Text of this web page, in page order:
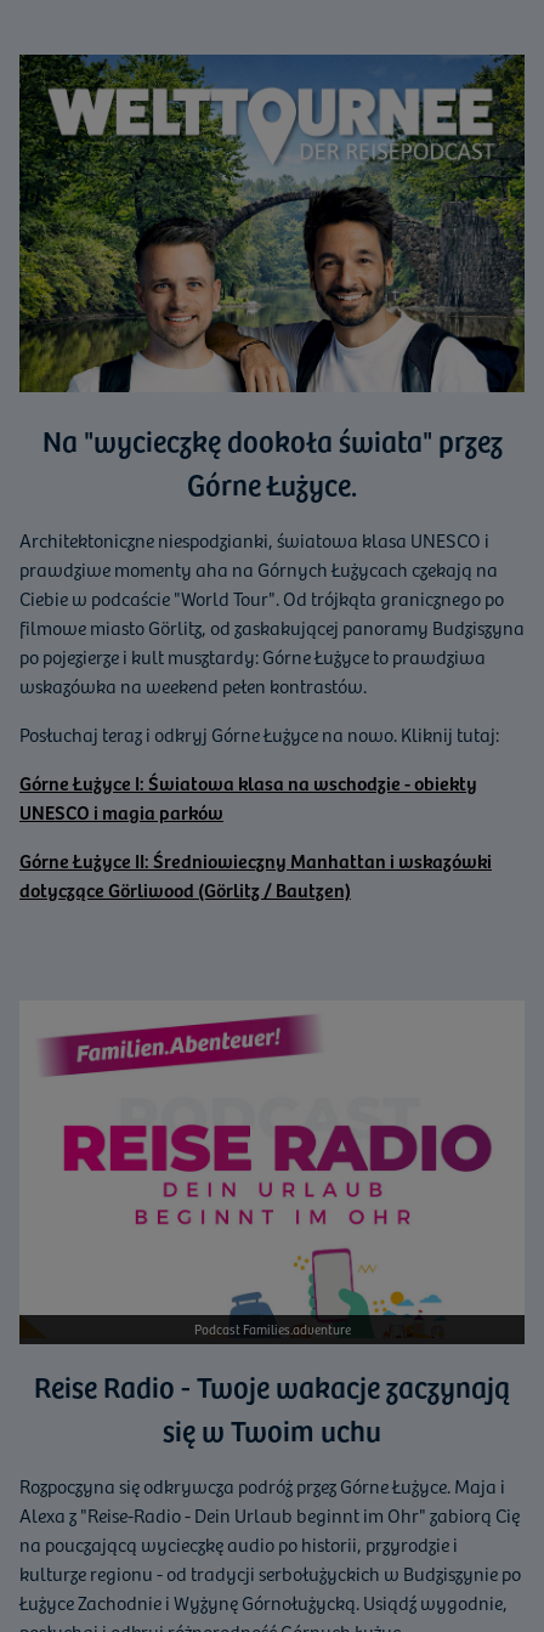
Na "wycieczkę dookoła świata" przez
Górne Łużyce.
Architektoniczne niespodzianki, światowa klasa UNESCO i
prawdziwe momenty aha na Górnych Łużycach czekają na
Ciebie w podcaście "World Tour". Od trójkąta granicznego po
filmowe miasto Görlitz, od zaskakującej panoramy Budziszyna
po pojezierze i kult musztardy: Górne Łużyce to prawdziwa
wskazówka na weekend pełen kontrastów.
Posłuchaj teraz i odkryj Górne Łużyce na nowo. Kliknij tutaj:
Górne Łużyce I: Światowa klasa na wschodzie - obiekty
UNESCO i magia parków
Górne Łużyce II: Średniowieczny Manhattan i wskazówki
dotyczące Görliwood (Görlitz / Bautzen)
Podcast Families.adventure
Reise Radio - Twoje wakacje zaczynają
się w Twoim uchu
Rozpoczyna się odkrywcza podróż przez Górne Łużyce. Maja i
Alexa z "Reise-Radio - Dein Urlaub beginnt im Ohr" zabiorą Cię
na pouczającą wycieczkę audio po historii, przyrodzie i
kulturze regionu - od tradycji serbołużyckich w Budziszynie po
Łużyce Zachodnie i Wyżynę Górnołużycką. Usiądź wygodnie,